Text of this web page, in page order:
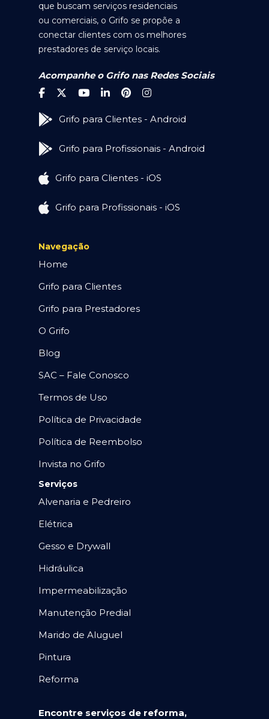
que buscam serviços residenciais
ou comerciais, o Grifo se propõe a
conectar clientes com os melhores
prestadores de serviço locais.
Acompanhe o Grifo nas Redes Sociais
Grifo para Clientes - Android
Grifo para Profissionais - Android
Grifo para Clientes - iOS
Grifo para Profissionais - iOS
Navegação
Home
Grifo para Clientes
Grifo para Prestadores
O Grifo
Blog
SAC – Fale Conosco
Termos de Uso
Política de Privacidade
Política de Reembolso
Invista no Grifo
Serviços
Alvenaria e Pedreiro
Elétrica
Gesso e Drywall
Hidráulica
Impermeabilização
Manutenção Predial
Marido de Aluguel
Pintura
Reforma
Encontre serviços de reforma,